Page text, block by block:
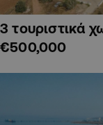
3 τουριστικά
€500,000